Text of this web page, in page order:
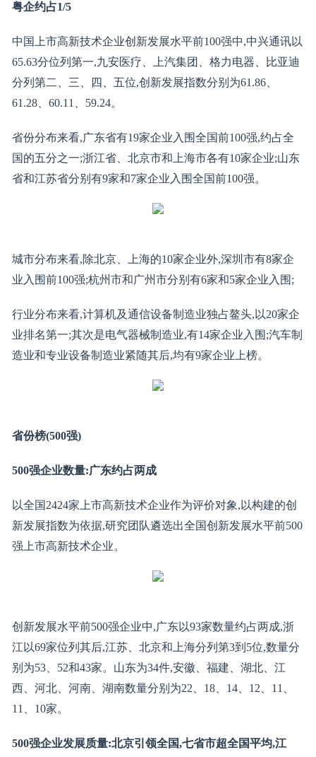
粤企约占1/5
中国上市高新技术企业创新发展水平前100强中,中兴通讯以
65.63分位列第一,九安医疗、上汽集团、格力电器、比亚迪
分列第二、三、四、五位,创新发展指数分别为61.86、
61.28、60.11、59.24。
省份分布来看,广东省有19家企业入围全国前100强,约占全
国的五分之一;浙江省、北京市和上海市各有10家企业;山东
省和江苏省分别有9家和7家企业入围全国前100强。
城市分布来看,除北京、上海的10家企业外,深圳市有8家企
业入围前100强;杭州市和广州市分别有6家和5家企业入围;
行业分布来看,计算机及通信设备制造业独占鳌头,以20家企
业排名第一;其次是电气器械制造业,有14家企业入围;汽车制
造业和专业设备制造业紧随其后,均有9家企业上榜。
省份榜(500强)
500强企业数量:广东约占两成
以全国2424家上市高新技术企业作为评价对象,以构建的创
新发展指数为依据,研究团队遴选出全国创新发展水平前500
强上市高新技术企业。
创新发展水平前500强企业中,广东以93家数量约占两成,浙
江以69家位列其后,江苏、北京和上海分列第3到5位,数量分
别为53、52和43家。山东为34件,安徽、福建、湖北、江
西、河北、河南、湖南数量分别为22、18、14、12、11、
11、10家。
500强企业发展质量:北京引领全国,七省市超全国平均,江